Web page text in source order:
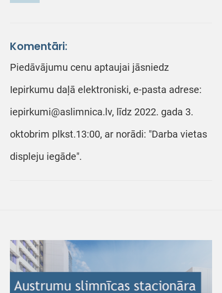
Komentāri:
Piedāvājumu cenu aptaujai jāsniedz
Iepirkumu daļā elektroniski, e-pasta adrese:
iepirkumi@aslimnica.lv, līdz 2022. gada 3.
oktobrim plkst.13:00, ar norādi: "Darba vietas
displeju iegāde".